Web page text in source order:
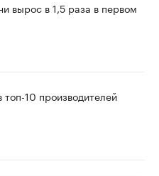
вырос в 1,5 раза в первом
10 производителей